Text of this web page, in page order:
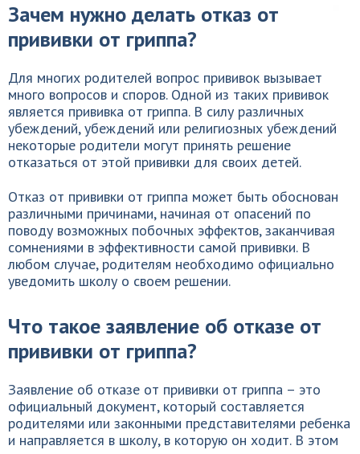
Зачем нужно делать отказ от
прививки от гриппа?
Для многих родителей вопрос прививок вызывает
много вопросов и споров. Одной из таких прививок
является прививка от гриппа. В силу различных
убеждений, убеждений или религиозных убеждений
некоторые родители могут принять решение
отказаться от этой прививки для своих детей.
Отказ от прививки от гриппа может быть обоснован
различными причинами, начиная от опасений по
поводу возможных побочных эффектов, заканчивая
сомнениями в эффективности самой прививки. В
любом случае, родителям необходимо официально
уведомить школу о своем решении.
Что такое заявление об отказе от
прививки от гриппа?
Заявление об отказе от прививки от гриппа – это
официальный документ, который составляется
родителями или законными представителями ребенка
и направляется в школу, в которую он ходит. В этом